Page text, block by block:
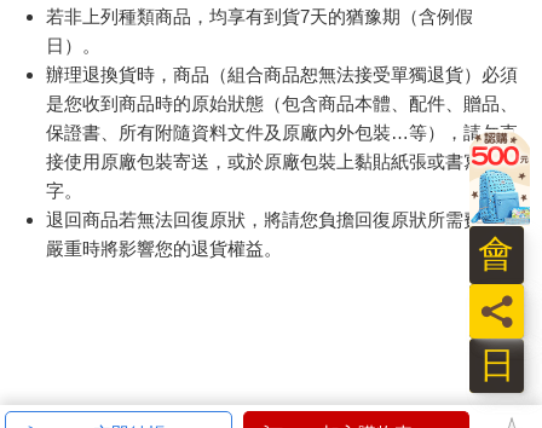
若非上列種類商品，均享有到貨7天的猶豫期（含例假
日）。
辦理退換貨時，商品（組合商品恕無法接受單獨退貨）必須
是您收到商品時的原始狀態（包含商品本體、配件、贈品、
保證書、所有附隨資料文件及原廠內外包裝…等），請勿直
接使用原廠包裝寄送，或於原廠包裝上黏貼紙張或書寫文
字。
退回商品若無法回復原狀，將請您負擔回復原狀所需費用，
嚴重時將影響您的退貨權益。
日
員
會